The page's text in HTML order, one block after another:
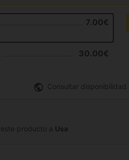
7.00€
30.00€
Consultar disponibilidad
producto a Usa